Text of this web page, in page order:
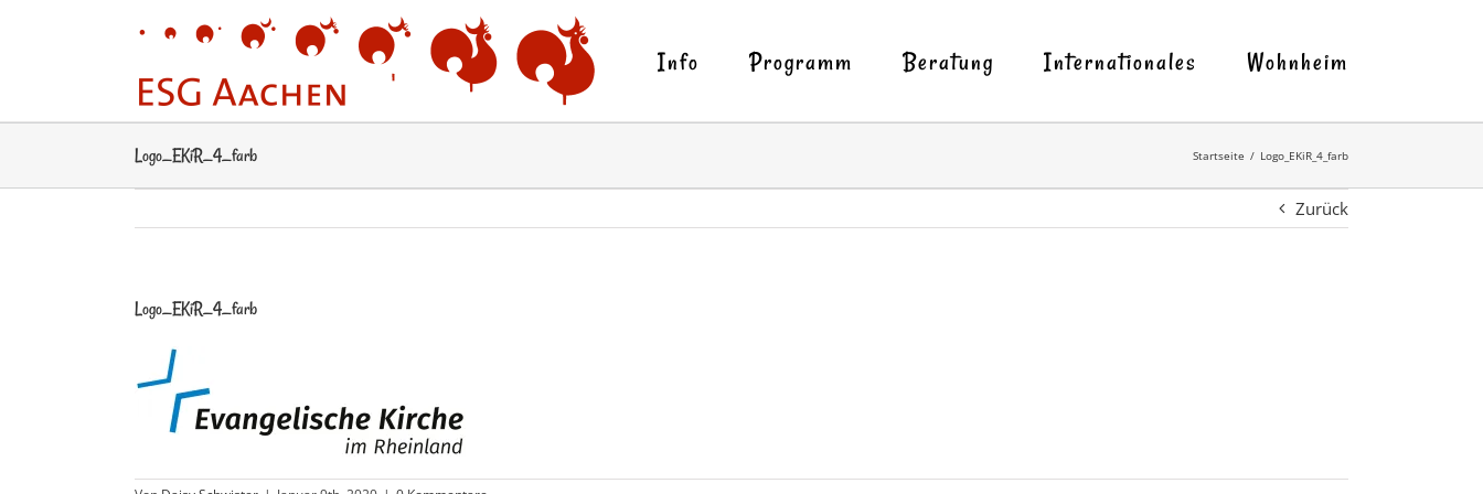
Info Programm Beratung Internationales Wohnheim
Logo_EKiR_4_farb Startseite Logo_EKiR_4_farb
Zurück
Logo_EKiR_4_farb